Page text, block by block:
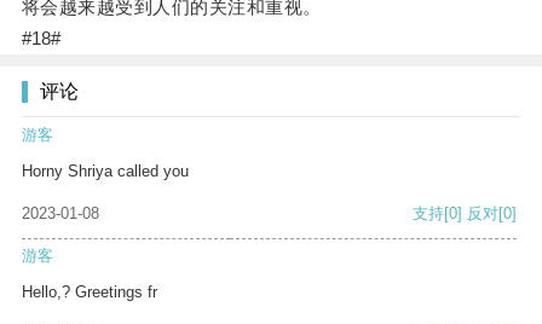
将会越来越受到人们的关注和重视。
#18#
评论
游客
Horny Shriya called you
2023-01-08 支持[0] 反对[0]
游客
Hello,? Greetings fr